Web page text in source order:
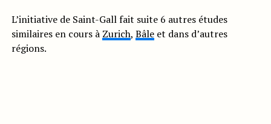
L’initiative de Saint-Gall fait suite 6 autres études
similaires en cours à Zurich, Bâleet dans d’autres
régions.